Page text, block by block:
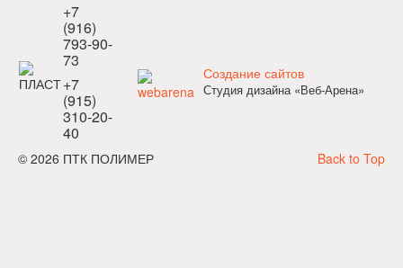
+7
(916)
793-90-
73
+7
(915)
310-20-
40
Создание сайтов
Студия дизайна «Веб-Арена»
Back to Top
© 2026 ПТК ПОЛИМЕР